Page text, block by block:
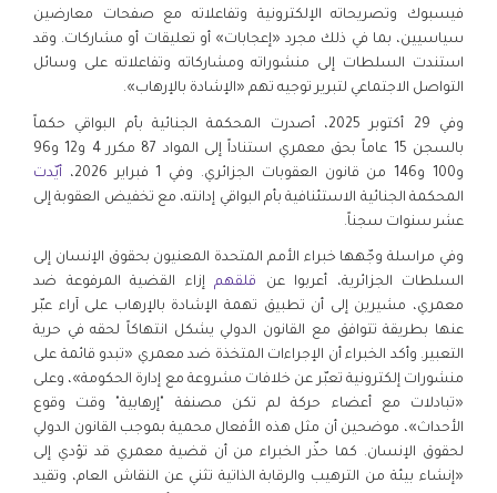
فيسبوك وتصريحاته الإلكترونية وتفاعلاته مع صفحات معارضين
سياسيين، بما في ذلك مجرد «إعجابات» أو تعليقات أو مشاركات. وقد
استندت السلطات إلى منشوراته ومشاركاته وتفاعلاته على وسائل
التواصل الاجتماعي لتبرير توجيه تهم «الإشادة بالإرهاب».
وفي 29 أكتوبر 2025، أصدرت المحكمة الجنائية بأم البواقي حكماً
بالسجن 15 عاماً بحق معمري استناداً إلى المواد 87 مكرر 4 و12 و96
و100 و146 من قانون العقوبات الجزائري. وفي 1 فبراير 2026،
أيّدت
المحكمة الجنائية الاستئنافية بأم البواقي إدانته، مع تخفيض العقوبة إلى
عشر سنوات سجناً.
وفي مراسلة وجّهها خبراء الأمم المتحدة المعنيون بحقوق الإنسان إلى
السلطات الجزائرية، أعربوا عن قلقهم إزاء القضية المرفوعة ضد
معمري، مشيرين إلى أن تطبيق تهمة الإشادة بالإرهاب على آراء عبّر
عنها بطريقة تتوافق مع القانون الدولي يشكل انتهاكاً لحقه في حرية
التعبير. وأكد الخبراء أن الإجراءات المتخذة ضد معمري «تبدو قائمة على
منشورات إلكترونية تعبّر عن خلافات مشروعة مع إدارة الحكومة»، وعلى
«تبادلات مع أعضاء حركة لم تكن مصنفة "إرهابية" وقت وقوع
الأحداث»، موضحين أن مثل هذه الأفعال محمية بموجب القانون الدولي
لحقوق الإنسان. كما حذّر الخبراء من أن قضية معمري قد تؤدي إلى
«إنشاء بيئة من الترهيب والرقابة الذاتية تثني عن النقاش العام، وتقيد